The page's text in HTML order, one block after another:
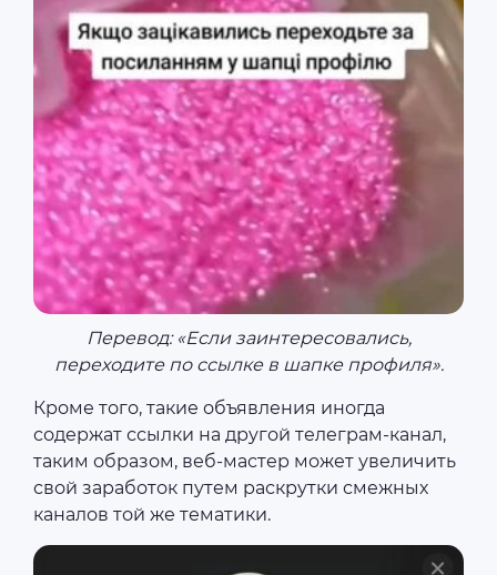
Перевод: «Если заинтересовались,
переходите по ссылке в шапке профиля».
Кроме того, такие объявления иногда
содержат ссылки на другой телеграм-канал,
таким образом, веб-мастер может увеличить
свой заработок путем раскрутки смежных
каналов той же тематики.